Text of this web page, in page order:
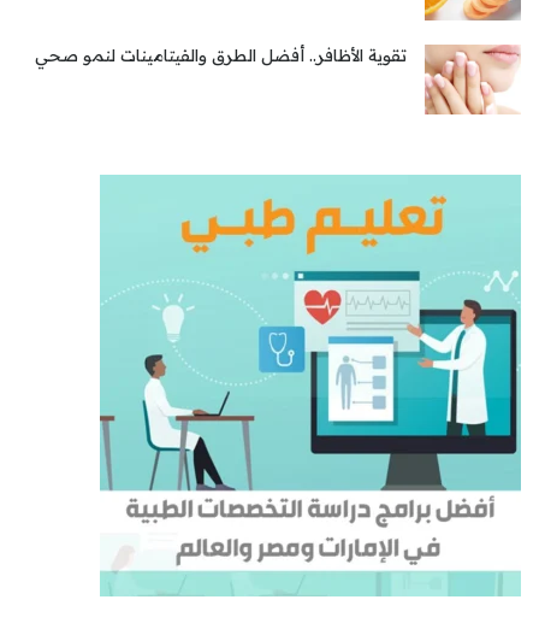
تقوية الأظافر.. أفضل الطرق والفيتامينات لنمو صحي